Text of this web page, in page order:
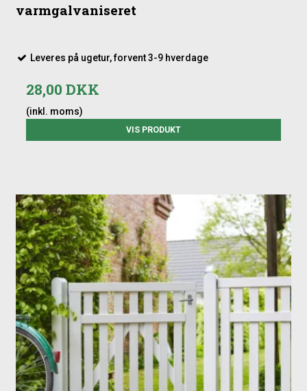
varmgalvaniseret
Leveres på ugetur, forvent 3-9 hverdage
28,00 DKK
(inkl. moms)
VIS PRODUKT